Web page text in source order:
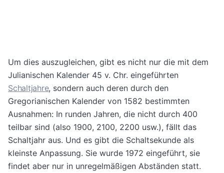
Um dies auszugleichen, gibt es nicht nur die mit dem
Julianischen Kalender 45 v. Chr. eingeführten
Schaltjahre, sondern auch deren durch den
Gregorianischen Kalender von 1582 bestimmten
Ausnahmen: In runden Jahren, die nicht durch 400
teilbar sind (also 1900, 2100, 2200 usw.), fällt das
Schaltjahr aus. Und es gibt die Schaltsekunde als
kleinste Anpassung. Sie wurde 1972 eingeführt, sie
findet aber nur in unregelmäßigen Abständen statt.